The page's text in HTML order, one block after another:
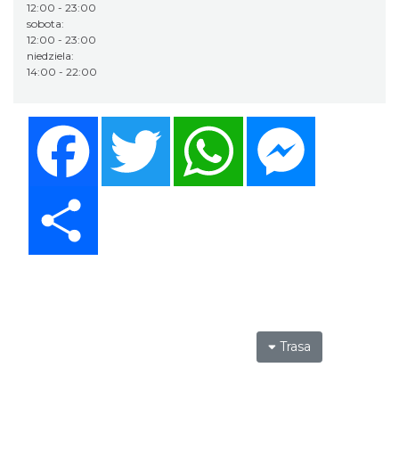
12:00 - 23:00
sobota:
12:00 - 23:00
niedziela:
14:00 - 22:00
Twitter WhatsApp
Trasa